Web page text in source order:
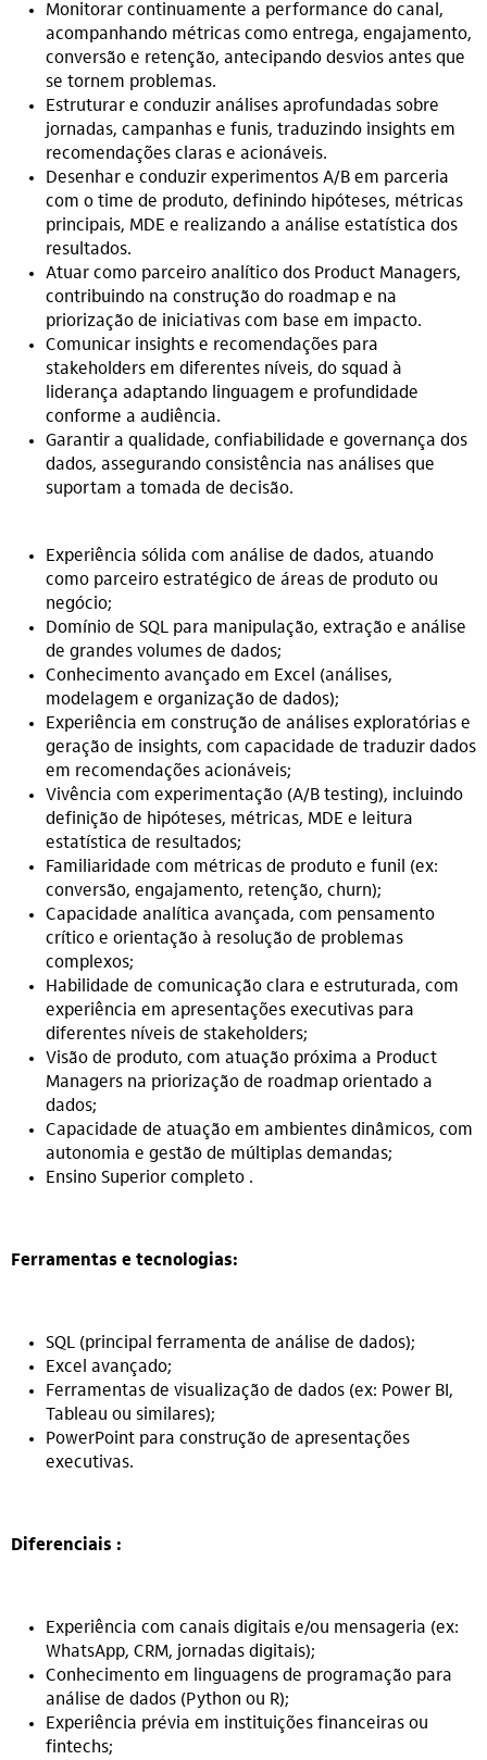
Monitorar continuamente a performance do canal,
acompanhando métricas como entrega, engajamento,
conversão e retenção, antecipando desvios antes que
se tornem problemas.
Estruturar e conduzir análises aprofundadas sobre
jornadas, campanhas e funis, traduzindo insights em
recomendações claras e acionáveis.
Desenhar e conduzir experimentos A/B em parceria
com o time de produto, definindo hipóteses, métricas
principais, MDE e realizando a análise estatística dos
resultados.
Atuar como parceiro analítico dos Product Managers,
contribuindo na construção do roadmap e na
priorização de iniciativas com base em impacto.
Comunicar insights e recomendações para
stakeholders em diferentes níveis, do squad à
liderança adaptando linguagem e profundidade
conforme a audiência.
Garantir a qualidade, confiabilidade e governança dos
dados, assegurando consistência nas análises que
suportam a tomada de decisão.
Experiência sólida com análise de dados, atuando
como parceiro estratégico de áreas de produto ou
negócio;
Domínio de SQL para manipulação, extração e análise
de grandes volumes de dados;
Conhecimento avançado em Excel (análises,
modelagem e organização de dados);
Experiência em construção de análises exploratórias e
geração de insights, com capacidade de traduzir dados
em recomendações acionáveis;
Vivência com experimentação (A/B testing), incluindo
definição de hipóteses, métricas, MDE e leitura
estatística de resultados;
Familiaridade com métricas de produto e funil (ex:
conversão, engajamento, retenção, churn);
Capacidade analítica avançada, com pensamento
crítico e orientação à resolução de problemas
complexos;
Habilidade de comunicação clara e estruturada, com
experiência em apresentações executivas para
diferentes níveis de stakeholders;
Visão de produto, com atuação próxima a Product
Managers na priorização de roadmap orientado a
dados;
Capacidade de atuação em ambientes dinâmicos, com
autonomia e gestão de múltiplas demandas;
Ensino Superior completo .
Ferramentas e tecnologias:
SQL (principal ferramenta de análise de dados);
Excel avançado;
Ferramentas de visualização de dados (ex: Power BI,
Tableau ou similares);
PowerPoint para construção de apresentações
executivas.
Diferenciais :
Experiência com canais digitais e/ou mensageria (ex:
WhatsApp, CRM, jornadas digitais);
Conhecimento em linguagens de programação para
análise de dados (Python ou R);
Experiência prévia em instituições financeiras ou
fintechs;